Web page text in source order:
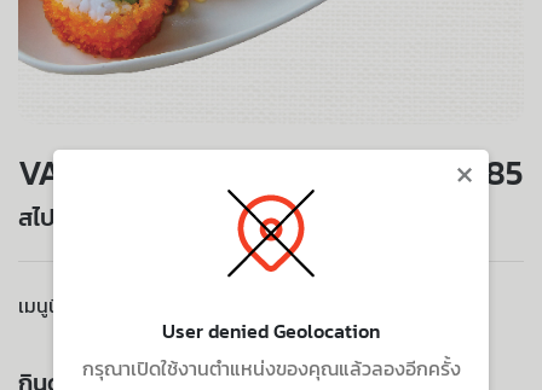
VALUE SET 285
สไปเดอร์มากิ
เมนูนี้ไม่มีบริการจัดส่งไปยังที่อยู่ของคุณ
×
User denied Geolocation
กรุณาเปิดใช้งานตำแหน่งของคุณแล้วลองอีกครั้ง